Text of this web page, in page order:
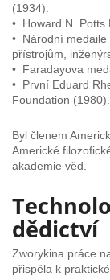
(1934).
• Howard N. Potts
• Národní medaile
přístrojům,
• Faradayova
• První Eduard
Foundation (1980).
Byl členem
Americké
akademie věd.
dědictví
Zworykina práce
přispěla k